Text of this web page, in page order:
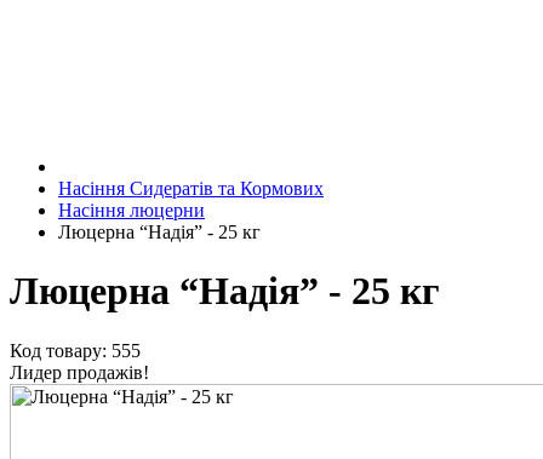
Насіння Сидератів та Кормових
Насіння люцерни
Люцерна “Надія” - 25 кг
Люцерна “Надія” - 25 кг
Код товару: 555
Лидер продажів!